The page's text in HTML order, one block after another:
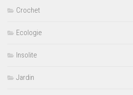
Crochet
Ecologie
Insolite
Jardin